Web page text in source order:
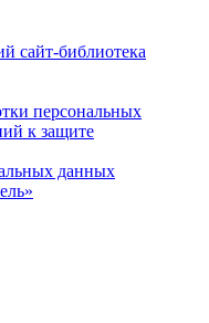
сайт-библиотека
персональных
к защите
данных